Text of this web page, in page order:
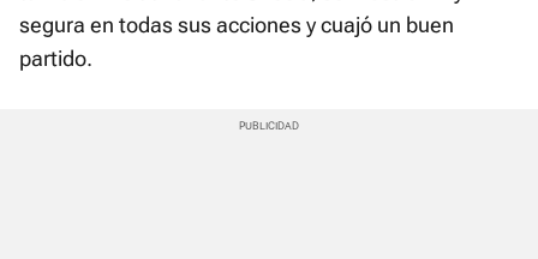
segura en todas sus acciones y cuajó un buen
partido.